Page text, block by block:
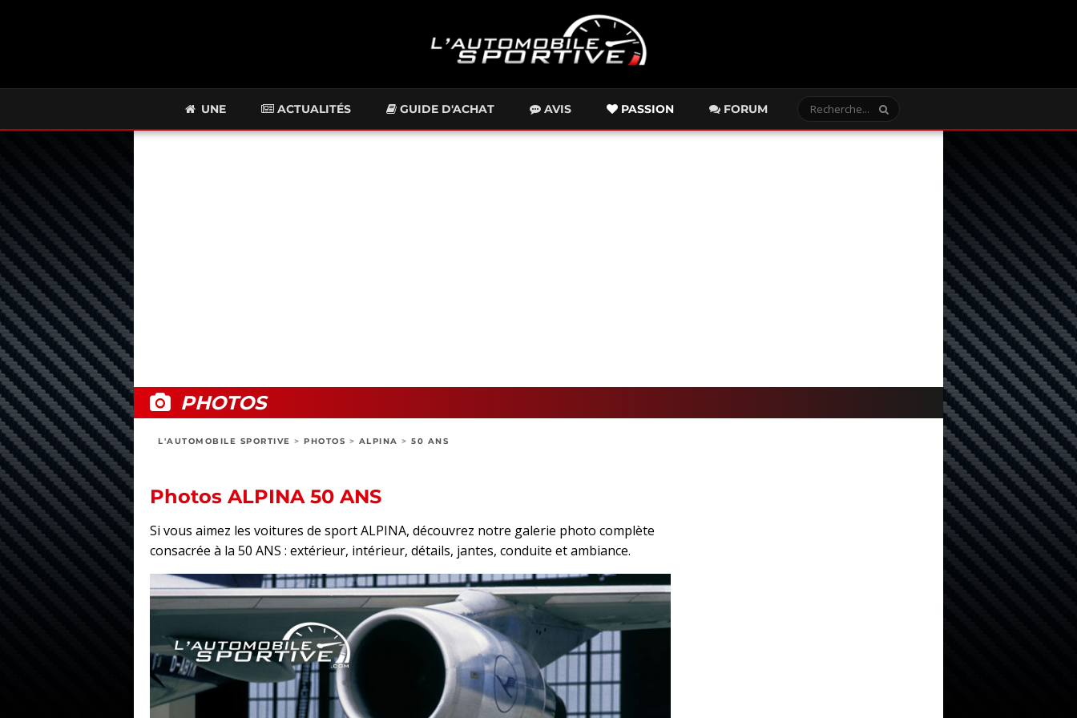
UNE ACTUALITÉS GUIDE D'ACHAT AVIS PASSION FORUM
PHOTOS
L'AUTOMOBILE SPORTIVE > PHOTOS > ALPINA > 50 ANS
Photos ALPINA 50 ANS
Si vous aimez les voitures de sport ALPINA, découvrez notre galerie photo complète
consacrée à la 50 ANS : extérieur, intérieur, détails, jantes, conduite et ambiance.